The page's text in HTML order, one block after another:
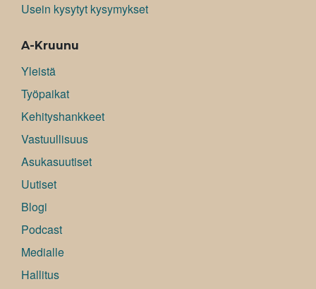
Usein kysytyt kysymykset
A-Kruunu
Yleistä
Työpaikat
Kehityshankkeet
Vastuullisuus
Asukasuutiset
Uutiset
Blogi
Podcast
Medialle
Hallitus